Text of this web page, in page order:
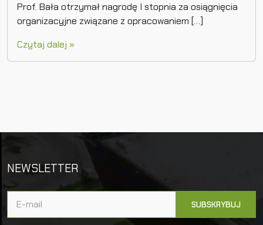
Prof. Bała otrzymał nagrodę I stopnia za osiągnięcia
organizacyjne związane z opracowaniem […]
Czytaj dalej »
NEWSLETTER